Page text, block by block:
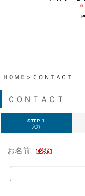
ＨＯＭＥ > ＣＯＮＴＡＣＴ
ＣＯＮＴＡＣＴ
STEP 1
入力
お名前 [必須]